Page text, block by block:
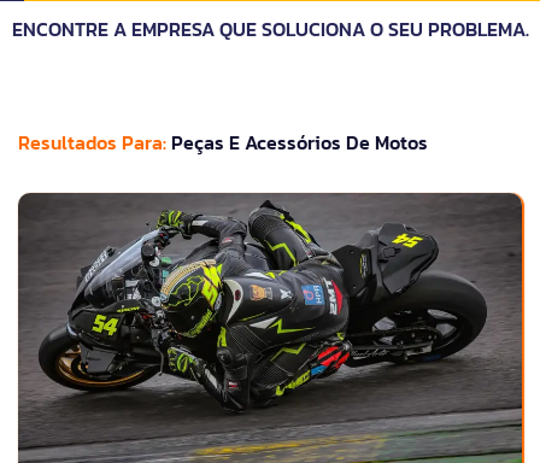
ENCONTRE A EMPRESA QUE SOLUCIONA O SEU PROBLEMA.
Resultados Para: Peças E Acessórios De Motos